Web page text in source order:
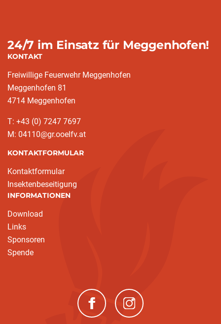
24/7 im Einsatz für Meggenhofen!
KONTAKT
Freiwillige Feuerwehr Meggenhofen
Meggenhofen 81
4714 Meggenhofen
T: +43 (0) 7247 7697
M: 04110@gr.ooelfv.at
KONTAKTFORMULAR
Kontaktformular
Insektenbeseitigung
INFORMATIONEN
Download
Links
Sponsoren
Spende
(neues Fenster)(neues Fenster)